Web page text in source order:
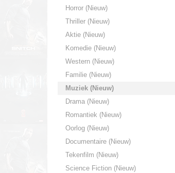
Horror (Nieuw)
Thriller (Nieuw)
Aktie (Nieuw)
Komedie (Nieuw)
Western (Nieuw)
Familie (Nieuw)
Muziek (Nieuw)
Drama (Nieuw)
Romantiek (Nieuw)
Oorlog (Nieuw)
Documentaire (Nieuw)
Tekenfilm (Nieuw)
Science Fiction (Nieuw)